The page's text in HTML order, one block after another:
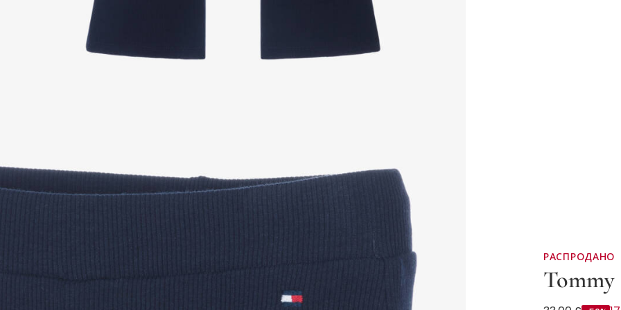
РАСПРОДАНО